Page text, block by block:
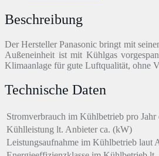
Beschreibung
Der Hersteller Panasonic bringt mit
Außeneinheit ist mit Kühlgas
Klimaanlage für gute Luftqualität, ohne
Technische Daten
Stromverbrauch im Kühlbetrieb pro
Kühlleistung lt. Anbieter ca. (kW)
Leistungsaufnahme im Kühlbetrieb laut